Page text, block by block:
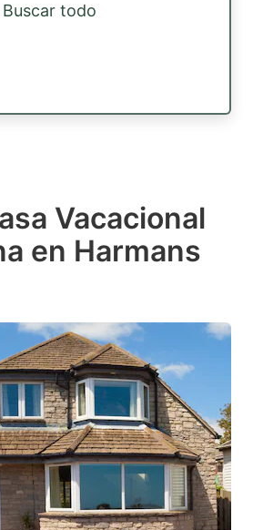
Buscar todo
Vacacional
en Harmans